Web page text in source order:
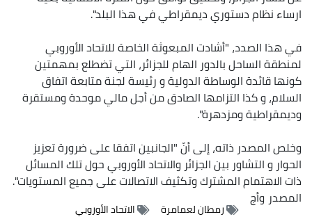
ارساء نظام دستوري ديمقراطي في هذا البلد".
في هذا الصدد، "أشادت المبعوثة الخاصة للاتحاد الأوروبي
لمنطقة الساحل بالدور الهام للجزائر، التي تضطلع بمهمتين
كونها قائدة الوساطة الدولية و رئيسة لجنة متابعة اتفاق
السلام، و كذا التزامها الصادق من أجل مالي موحدة ومستقرة
وديمقراطية ومزدهرة".
وخلص المصدر ذاته، إلى أنّ "الجانبين اتفقا على ضرورة تعزيز
الحوار و التشاور بين الجزائر والاتحاد الأوروبي حول تلك المسائل
ذات الاهتمام المشترك وتكثيف الاتصالات على جميع المستويات".
المصدروأج
رمطان لعمامرة
الاتحاد الأوروبي